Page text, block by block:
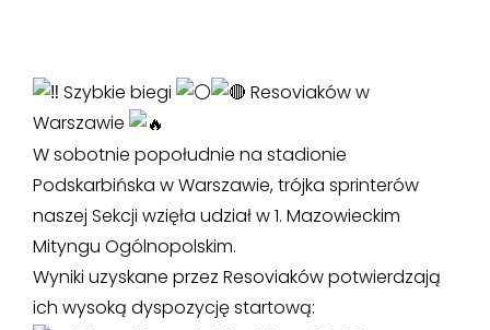
Szybkie biegi
Resoviaków w
Warszawie
W sobotnie popołudnie na stadionie
Podskarbińska w Warszawie, trójka sprinterów
naszej Sekcji wzięła udział w 1. Mazowieckim
Mityngu Ogólnopolskim.
Wyniki uzyskane przez Resoviaków potwierdzają
ich wysoką dyspozycję startową: